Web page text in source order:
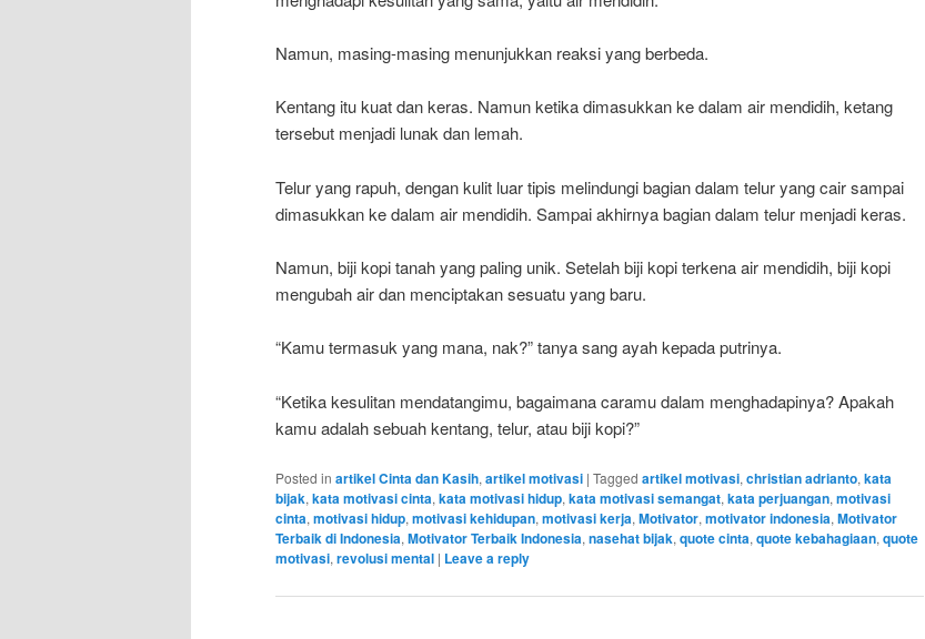
Namun, masing-masing menunjukkan reaksi yang berbeda.
Kentang itu kuat dan keras. Namun ketika dimasukkan ke dalam air mendidih, ketang
tersebut menjadi lunak dan lemah.
Telur yang rapuh, dengan kulit luar tipis melindungi bagian dalam telur yang cair sampai
dimasukkan ke dalam air mendidih. Sampai akhirnya bagian dalam telur menjadi keras.
Namun, biji kopi tanah yang paling unik. Setelah biji kopi terkena air mendidih, biji kopi
mengubah air dan menciptakan sesuatu yang baru.
“Kamu termasuk yang mana, nak?” tanya sang ayah kepada putrinya.
“Ketika kesulitan mendatangimu, bagaimana caramu dalam menghadapinya? Apakah
kamu adalah sebuah kentang, telur, atau biji kopi?”
Posted in artikel Cinta dan Kasih, artikel motivasi | Tagged artikel motivasi, christian adrianto, kata
bijak, kata motivasi cinta, kata motivasi hidup, kata motivasi semangat, kata perjuangan, motivasi
cinta, motivasi hidup, motivasi kehidupan, motivasi kerja, Motivator, motivator indonesia, Motivator
Terbaik di Indonesia, Motivator Terbaik Indonesia, nasehat bijak, quote cinta, quote kebahagiaan, quote
motivasi, revolusi mental | Leave a reply